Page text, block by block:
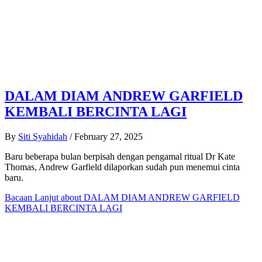
DALAM DIAM ANDREW GARFIELD
KEMBALI BERCINTA LAGI
By Siti Syahidah / February 27, 2025
Baru beberapa bulan berpisah dengan pengamal ritual Dr Kate
Thomas, Andrew Garfield dilaporkan sudah pun menemui cinta
baru.
Bacaan Lanjut about DALAM DIAM ANDREW GARFIELD
KEMBALI BERCINTA LAGI